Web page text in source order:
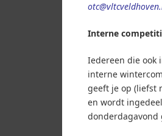
Interne
Iedereen die ook
interne
geeft je op (liefst
en wordt
donderdagavond